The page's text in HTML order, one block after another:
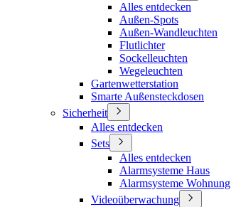
Alles entdecken
Außen-Spots
Außen-Wandleuchten
Flutlichter
Sockelleuchten
Wegeleuchten
Gartenwetterstation
Smarte Außensteckdosen
Sicherheit
Alles entdecken
Sets
Alles entdecken
Alarmsysteme Haus
Alarmsysteme Wohnung
Videoüberwachung